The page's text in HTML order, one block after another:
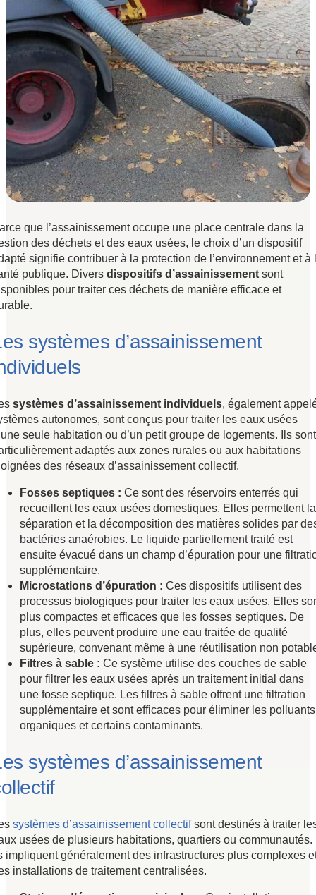
que l’assainissement occupe une place centrale dans la
des déchets et des eaux usées, le choix d’un dispositif
signifie contribuer à la protection de l’environnement et à
publique. Divers dispositifs d’assainissement sont
pour traiter ces déchets de manière efficace et
systèmes d’assainissement
systèmes d’assainissement individuels, également
autonomes, sont conçus pour traiter les eaux usées
seule habitation ou d’un petit groupe de logements. Ils sont
adaptés aux zones rurales ou aux habitations
des réseaux d’assainissement collectif.
Fosses septiques : Ce sont des réservoirs enterrés qui
recueillent les eaux usées domestiques. Elles permettent la
séparation et la décomposition des matières solides par
bactéries anaérobies. Le liquide partiellement traité est
ensuite évacué dans un champ d’épuration pour une
supplémentaire.
Microstations d’épuration : Ces dispositifs utilisent des
processus biologiques pour traiter les eaux usées. Elles
plus compactes et efficaces que les fosses septiques. De
plus, elles peuvent produire une eau traitée de qualité
supérieure, convenant même à une réutilisation non
Filtres à sable : Ce système utilise des couches de sable
pour filtrer les eaux usées après un traitement initial dans
une fosse septique. Les filtres à sable offrent une filtration
supplémentaire et sont efficaces pour éliminer les polluants
organiques et certains contaminants.
systèmes d’assainissement
systèmes d’assainissement collectifsont destinés à traiter
usées de plusieurs habitations, quartiers ou communautés.
impliquent généralement des infrastructures plus complexes
installations de traitement centralisées.